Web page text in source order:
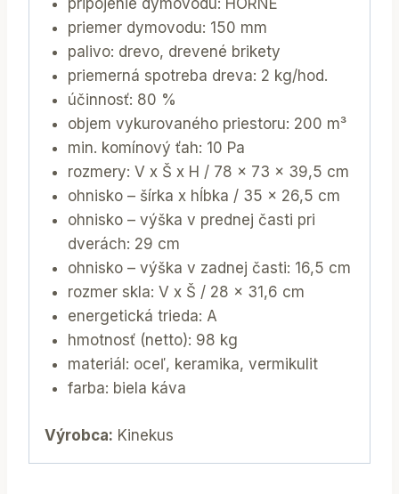
pripojenie dymovodu: HORNÉ
priemer dymovodu: 150 mm
palivo: drevo, drevené brikety
priemerná spotreba dreva: 2 kg/hod.
účinnosť: 80 %
objem vykurovaného priestoru: 200 m³
min. komínový ťah: 10 Pa
rozmery: V x Š x H / 78 x 73 x 39,5 cm
ohnisko – šírka x hĺbka / 35 x 26,5 cm
ohnisko – výška v prednej časti pri
dverách: 29 cm
ohnisko – výška v zadnej časti: 16,5 cm
rozmer skla: V x Š / 28 x 31,6 cm
energetická trieda: A
hmotnosť (netto): 98 kg
materiál: oceľ, keramika, vermikulit
farba: biela káva
Výrobca: Kinekus